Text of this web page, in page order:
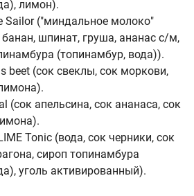
лимон).
Sailor ("миндальное молоко"
шпинат, груша, ананас с/м,
(топинамбур, вода)).
beet (сок свеклы, сок моркови,
(сок апельсина, сок ананаса, сок
Toniс (вода, сок черники, сок
сироп топинамбура
уголь активированный).